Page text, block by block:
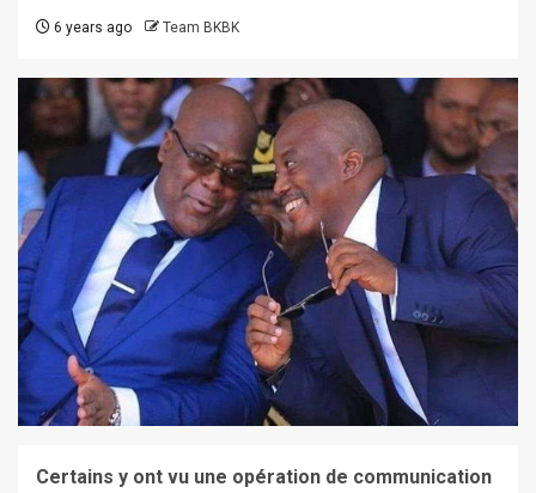
6 years ago Team BKBK
Certains y ont vu une opération de communication